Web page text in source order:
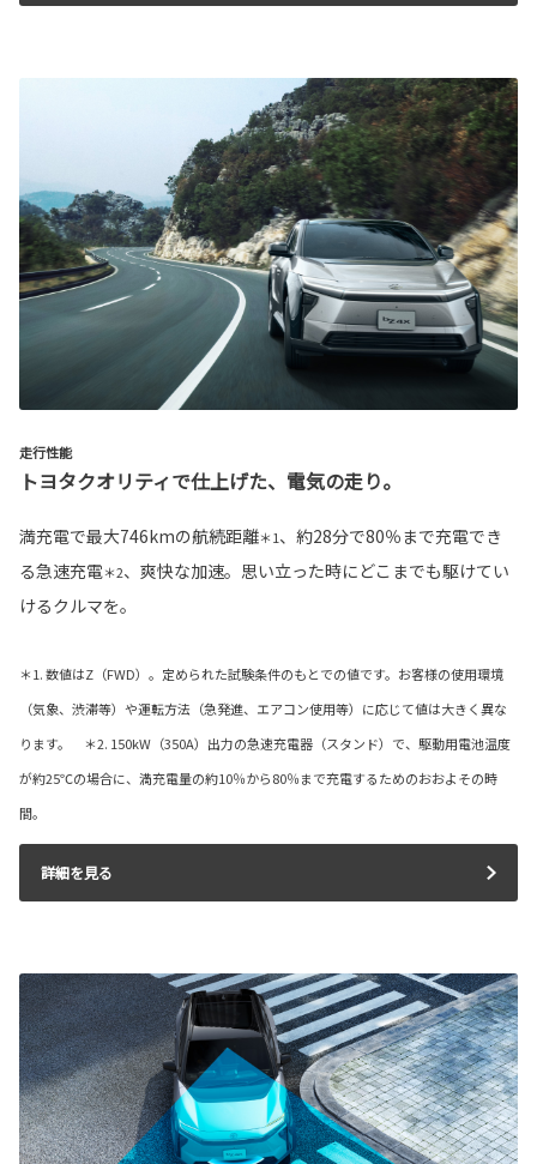
走行性能
トヨタクオリティで仕上げた、電気の走り。
満充電で最大746kmの航続距離＊1、約28分で80％まで充電でき
る急速充電＊2、爽快な加速。思い立った時にどこまでも駆けてい
けるクルマを。
＊1. 数値はZ（FWD）。定められた試験条件のもとでの値です。お客様の使用環境
（気象、渋滞等）や運転方法（急発進、エアコン使用等）に応じて値は大きく異な
ります。 ＊2. 150kW（350A）出力の急速充電器（スタンド）で、駆動用電池温度
が約25℃の場合に、満充電量の約10％から80％まで充電するためのおおよその時
間。
詳細を見る